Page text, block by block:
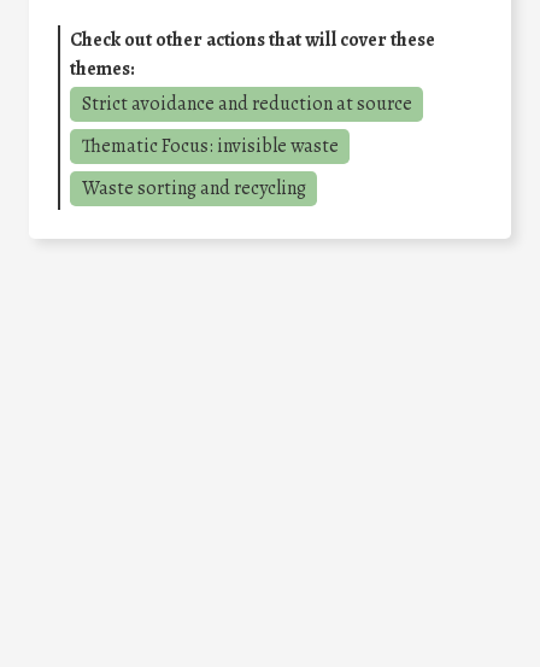
Check out other actions that will cover these
themes:
Strict avoidance and reduction at source
Thematic Focus: invisible waste
Waste sorting and recycling